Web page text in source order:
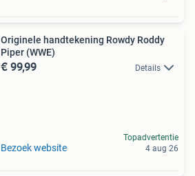
Originele handtekening Rowdy Roddy
Piper (WWE)
€ 99,99 Details
Bezoek website
Topadvertentie
4 aug 26